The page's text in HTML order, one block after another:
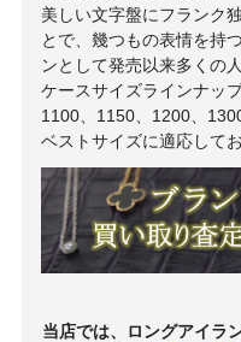
美しい文字盤にフランク
とで、幾つもの表情を持
ンとして発売以来多くの
ケースサイズラインナッ
1100、1150、1200、
ベストサイズに適応してお
当店では、ロングアイラ